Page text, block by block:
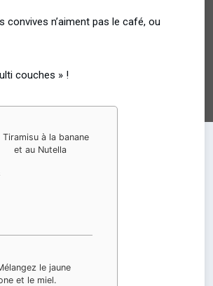
n’aiment pas le café, ou
couches » !
le jaune
et le miel.